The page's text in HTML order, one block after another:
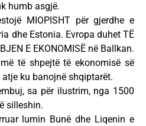
humb asgjë.
MIOPISHT për gjerdhe e
dhe Estonia. Evropa duhet TË
E EKONOMISË në Ballkan.
të shpejtë të ekonomisë së
ku banojnë shqiptarët.
sa për ilustrim, nga 1500
silleshin.
lumin Bunë dhe Liqenin e